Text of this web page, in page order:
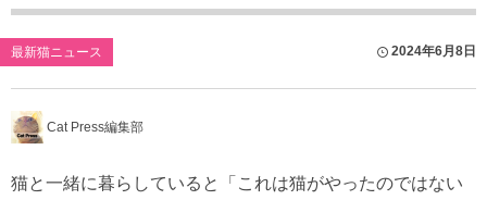
最新猫ニュース 2024年6月8日
Cat Press編集部
猫と一緒に暮らしていると「これは猫がやったのではない